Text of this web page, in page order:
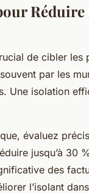
Réduire
de cibler les
par les
Une isolation
évaluez
jusqu’à 30
des
l’isolant